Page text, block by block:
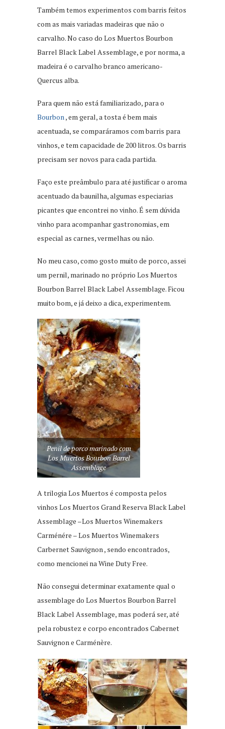
Também temos experimentos com barris feitos
com as mais variadas madeiras que não o
carvalho. No caso do Los Muertos Bourbon
Barrel Black Label Assemblage, e por norma, a
madeira é o carvalho branco americano-
Quercus alba.
Para quem não está familiarizado, para o
Bourbon, em geral, a tosta é bem mais
acentuada, se comparáramos com barris para
vinhos, e tem capacidade de 200 litros. Os barris
precisam ser novos para cada partida.
Faço este preâmbulo para até justificar o aroma
acentuado da baunilha, algumas especiarias
picantes que encontrei no vinho. É sem dúvida
vinho para acompanhar gastronomias, em
especial as carnes, vermelhas ou não.
No meu caso, como gosto muito de porco, assei
um pernil, marinado no próprio Los Muertos
Bourbon Barrel Black Label Assemblage. Ficou
muito bom, e já deixo a dica, experimentem.
Penil de porco marinado com
Los Muertos Bourbon Barrel
Assemblage
A trilogia Los Muertos é composta pelos
vinhos Los Muertos Grand Reserva Black Label
Assemblage –Los Muertos Winemakers
Carménére – Los Muertos Winemakers
Carbernet Sauvignon , sendo encontrados,
como mencionei na Wine Duty Free.
Não consegui determinar exatamente qual o
assemblage do Los Muertos Bourbon Barrel
Black Label Assemblage, mas poderá ser, até
pela robustez e corpo encontrados Cabernet
Sauvignon e Carménère.